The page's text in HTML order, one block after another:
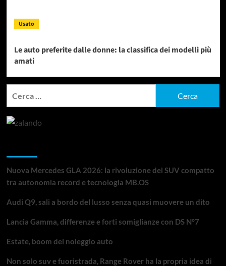
Usato
Le auto preferite dalle donne: la classifica dei modelli più
amati
Nuova Mercedes GLA 2026: la rivoluzione del SUV compatto
tra autonomia record e tecnologia MB.OS
Audi Q9, sali a bordo del lusso senza quasi muovere un dito
Lancia Gamma, differenze e forti somiglianze con DS N°7
Estate, boom del noleggio auto
Non solo suv e fuoristrada, Range Rover ha la propria idea di